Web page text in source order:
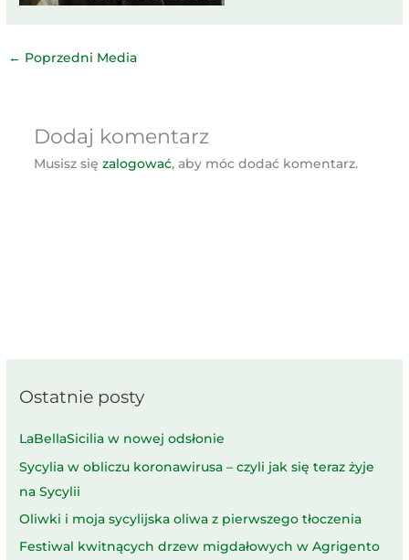
← Poprzedni Media
Dodaj komentarz
Musisz się zalogować, aby móc dodać komentarz.
Ostatnie posty
LaBellaSicilia w nowej odsłonie
Sycylia w obliczu koronawirusa – czyli jak się teraz żyje
na Sycylii
Oliwki i moja sycylijska oliwa z pierwszego tłoczenia
Festiwal kwitnących drzew migdałowych w Agrigento